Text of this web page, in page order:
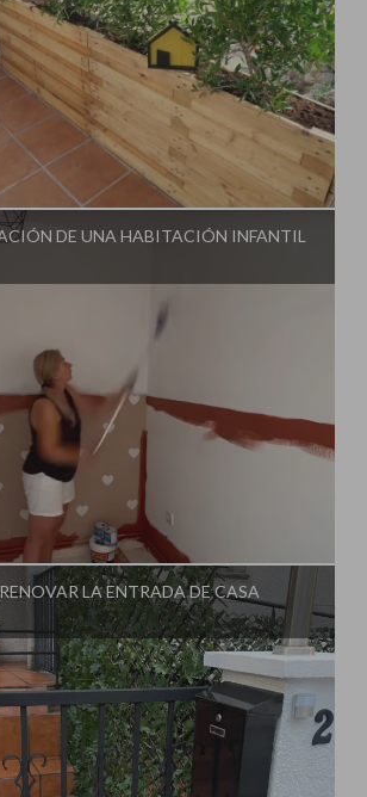
Influencer:Steffido
DE UNA HABITACIÓN INFANTIL
Influencer:Steffido
LA ENTRADA DE CASA